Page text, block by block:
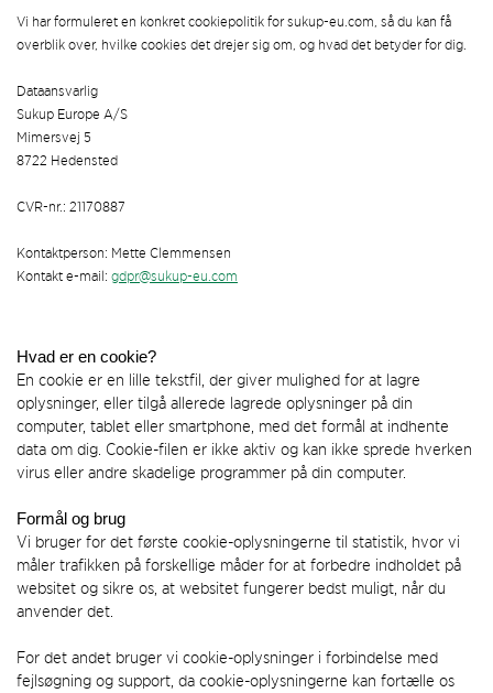
Vi har formuleret en konkret cookiepolitik for sukup-eu.com, så du kan få
overblik over, hvilke cookies det drejer sig om, og hvad det betyder for dig.
Dataansvarlig
Sukup Europe A/S
Mimersvej 5
8722 Hedensted
CVR-nr.: 21170887
Kontaktperson: Mette Clemmensen
Kontakt e-mail: gdpr@sukup-eu.com
Hvad er en cookie?
En cookie er en lille tekstfil, der giver mulighed for at lagre
oplysninger, eller tilgå allerede lagrede oplysninger på din
computer, tablet eller smartphone, med det formål at indhente
data om dig. Cookie-filen er ikke aktiv og kan ikke sprede hverken
virus eller andre skadelige programmer på din computer.
Formål og brug
Vi bruger for det første cookie-oplysningerne til statistik, hvor vi
måler trafikken på forskellige måder for at forbedre indholdet på
websitet og sikre os, at websitet fungerer bedst muligt, når du
anvender det.
For det andet bruger vi cookie-oplysninger i forbindelse med
fejlsøgning og support, da cookie-oplysningerne kan fortælle os